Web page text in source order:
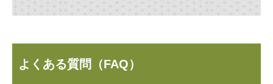
よくある質問（FAQ）